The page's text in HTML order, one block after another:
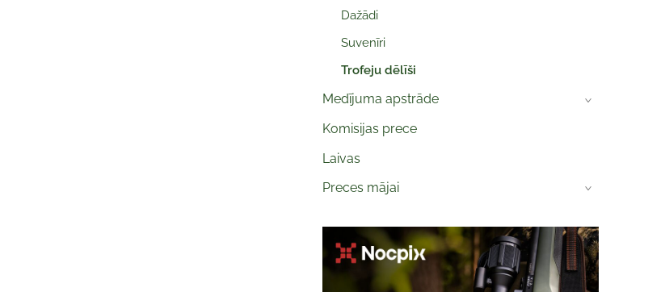
Dažādi
Suvenīri
Trofeju dēlīši
Medījuma apstrāde ›
Komisijas prece
Laivas
Preces mājai
›